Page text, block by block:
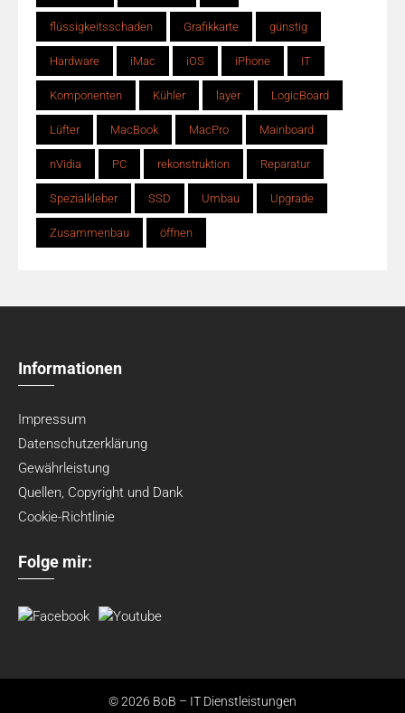
flüssigkeitsschaden Grafikkarte günstig
Hardware iMac iOS iPhone IT
Komponenten Kühler layer LogicBoard
Lüfter MacBook MacPro Mainboard
nVidia PC rekonstruktion Reparatur
Spezialkleber SSD Umbau Upgrade
Zusammenbau öffnen
Informationen
Impressum
Datenschutzerklärung
Gewährleistung
Quellen, Copyright und Dank
Cookie-Richtlinie
Folge mir:
© 2026 BoB – IT Dienstleistungen